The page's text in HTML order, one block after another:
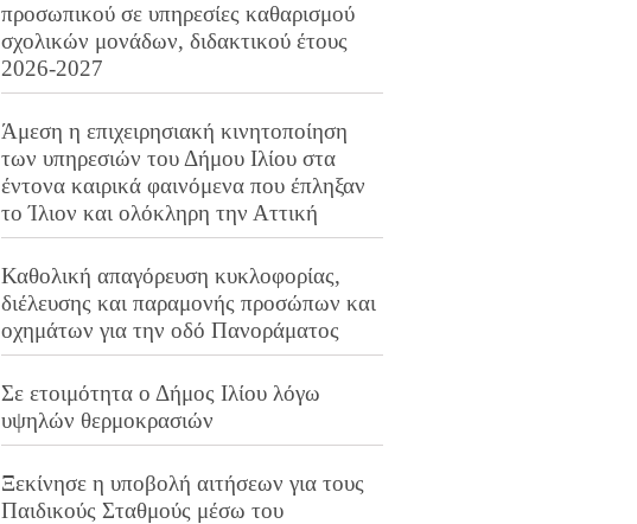
προσωπικού σε υπηρεσίες καθαρισμού
σχολικών μονάδων, διδακτικού έτους
2026-2027
Άμεση η επιχειρησιακή κινητοποίηση
των υπηρεσιών του Δήμου Ιλίου στα
έντονα καιρικά φαινόμενα που έπληξαν
το Ίλιον και ολόκληρη την Αττική
Καθολική απαγόρευση κυκλοφορίας,
διέλευσης και παραμονής προσώπων και
οχημάτων για την οδό Πανοράματος
Σε ετοιμότητα ο Δήμος Ιλίου λόγω
υψηλών θερμοκρασιών
Ξεκίνησε η υποβολή αιτήσεων για τους
Παιδικούς Σταθμούς μέσω του